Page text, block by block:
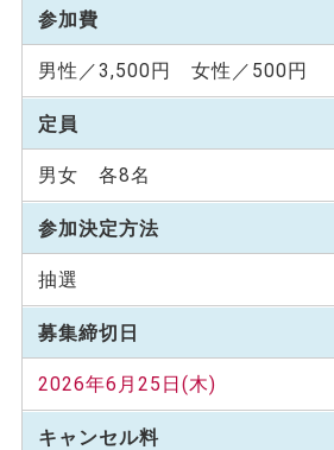
参加費
男性／3,500円 女性／500円
定員
男女 各8名
参加決定方法
抽選
募集締切日
2026年6月25日(木)
キャンセル料